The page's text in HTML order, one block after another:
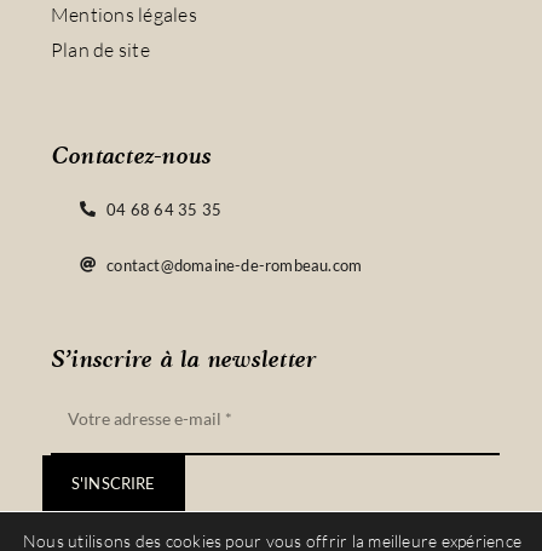
Mentions légales
Plan de site
S’inscrire à la newsletter
S'INSCRIRE
Contactez-nous
04 68 64 35 35
contact@domaine-de-rombeau.com
Nous utilisons des cookies pour vous offrir la meilleure expérience